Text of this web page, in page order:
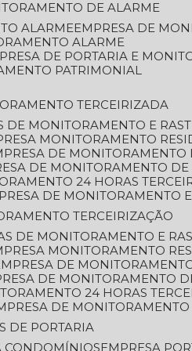
DE ALARME
ALARME
EMPRESA DE
ALARME
DE PORTARIA E
PATRIMONIAL
TERCEIRIZADA
DE MONITORAMENTO E
MONITORAMENTO
DE
DE MONITORAMENTO
24 HORAS
DE MONITORAMENTO
TERCEIRIZAÇÃO
DE MONITORAMENTO E
MONITORAMENTO
EMPRESA DE
DE MONITORAMENTO
24 HORAS
DE
DE PORTARIA
CONDOMÍNIOS EMPRESA